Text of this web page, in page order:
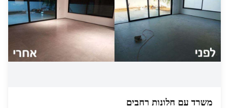
משרד עם חלונות רחבים